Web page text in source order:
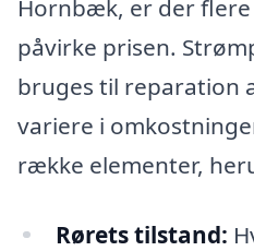
Hornbæk, er der
påvirke prisen.
bruges til reparation
variere i
række elementer,
Rørets tilstand: